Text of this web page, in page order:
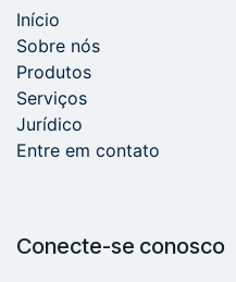
Início
Sobre nós
Produtos
Serviços
Jurídico
Entre em contato
Conecte-se conosco